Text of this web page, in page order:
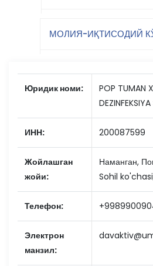
МОЛИЯ-ИҚТИСОДИЙ
Юридик номи:
POP TUMAN
ИНН: 200087599
Жойлашган
жойи:
Наманган,
Sohil
Телефон:
Электрон
манзил: